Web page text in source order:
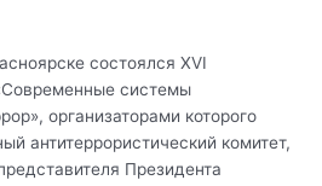
состоялся XVI
системы
организаторами которого
антитеррористический комитет,
Президента